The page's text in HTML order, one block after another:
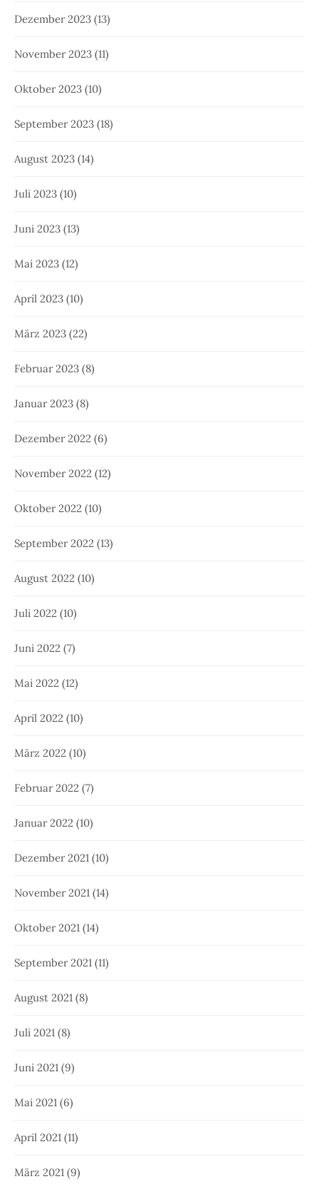
Dezember 2023 (13)
November 2023 (11)
Oktober 2023 (10)
September 2023 (18)
August 2023 (14)
Juli 2023 (10)
Juni 2023 (13)
Mai 2023 (12)
April 2023 (10)
März 2023 (22)
Februar 2023 (8)
Januar 2023 (8)
Dezember 2022 (6)
November 2022 (12)
Oktober 2022 (10)
September 2022 (13)
August 2022 (10)
Juli 2022 (10)
Juni 2022 (7)
Mai 2022 (12)
April 2022 (10)
März 2022 (10)
Februar 2022 (7)
Januar 2022 (10)
Dezember 2021 (10)
November 2021 (14)
Oktober 2021 (14)
September 2021 (11)
August 2021 (8)
Juli 2021 (8)
Juni 2021 (9)
Mai 2021 (6)
April 2021 (11)
März 2021 (9)